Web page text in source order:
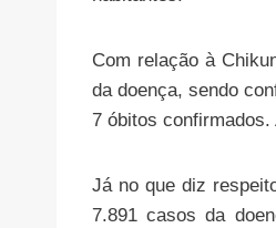
Com relação à
da doença, sendo
7 óbitos
Já no que diz
7.891 casos da